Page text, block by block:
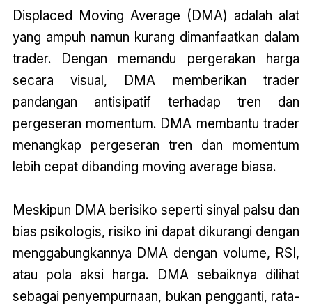
Displaced Moving Average (DMA) adalah alat
yang ampuh namun kurang dimanfaatkan dalam
trader. Dengan memandu pergerakan harga
secara visual, DMA memberikan trader
pandangan antisipatif terhadap tren dan
pergeseran momentum. DMA membantu trader
menangkap pergeseran tren dan momentum
lebih cepat dibanding moving average biasa.
Meskipun DMA berisiko seperti sinyal palsu dan
bias psikologis, risiko ini dapat dikurangi dengan
menggabungkannya DMA dengan volume, RSI,
atau pola aksi harga. DMA sebaiknya dilihat
sebagai penyempurnaan, bukan pengganti, rata-